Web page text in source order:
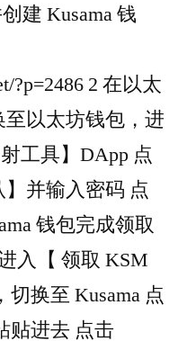
建 Kusama 钱
?p=2486 2 在以太
以太坊钱包，进
工具】DApp 点
并输入密码 点
钱包完成领取
入【 领取 KSM
换至 Kusama 点
贴进去 点击